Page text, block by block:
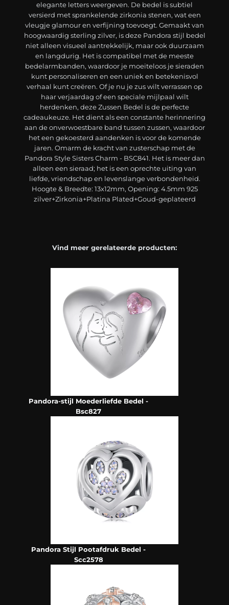
elegante letters weergeven. De bedel is subtiel
versierd met sprankelende zirkonia stenen, wat een
vleugje glamour en verfijning toevoegt. Gemaakt van
hoogwaardig sterling zilver, is deze Pandora stijl bedel
niet alleen visueel aantrekkelijk, maar ook duurzaam
en langdurig. Het is compatibel met de meeste
bedelarmbanden, waardoor je moeiteloos je sieraden
kunt personaliseren en een uniek en betekenisvol
verhaal kunt creëren. Of je nu je zus wilt verrassen op
haar verjaardag of een speciale mijlpaal wilt
herdenken, deze Zussen Bedel is de perfecte
cadeaukeuze. Het dient als een constante herinnering
aan de onverwoestbare band tussen zussen, waardoor
het een gekoesterd aandenken is voor de komende
jaren. Omarm de kracht van zusterschap met de
Pandora Style Sisters Charm - BSC841. Het is meer dan
alleen een sieraad; het is een oprechte uiting van
liefde, vriendschap en levenslange verbondenheid.
Hoogte & Breedte: 13x12mm, Opening: 4.5mm 925
zilver+Zirkonia+Platina Plated+Goud-geplateerd
Vind meer gerelateerde producten:
Pandora-stijl Moederliefde Bedel -
Bsc827
Pandora Stijl Pootafdruk Bedel -
Scc2578